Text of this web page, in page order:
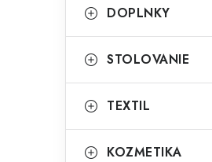
l
DOPLNKY
STOLOVANIE
TEXTIL
KOZMETIKA